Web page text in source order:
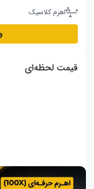
اهرم کلاسیک
قیمت لحظه‌ای